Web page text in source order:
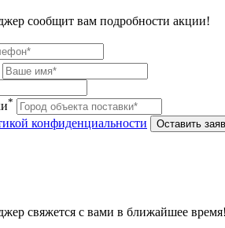
сообщит вам подробности акции!
*
конфиденциальности
свяжется с вами в ближайшее